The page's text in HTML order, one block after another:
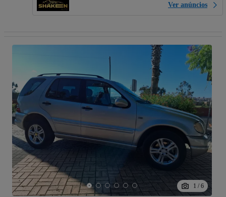
Ver anúncios
1 / 6